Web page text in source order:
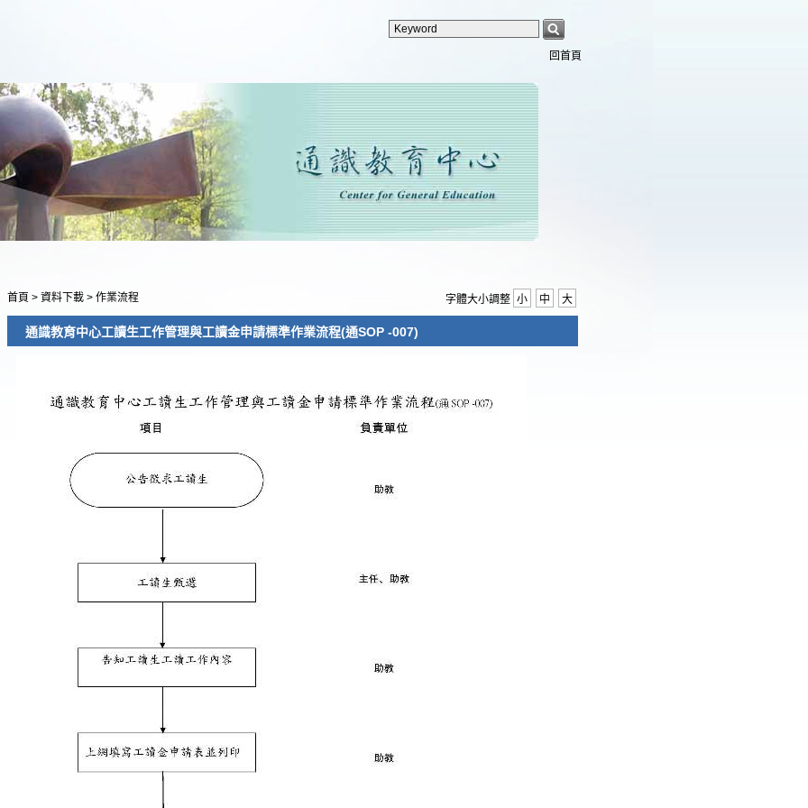
回首頁
首頁 > 資料下載 > 作業流程 字體大小調整 小 中 大
通識教育中心工讀生工作管理與工讀金申請標準作業流程(通SOP -007)